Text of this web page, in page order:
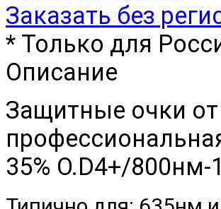
Заказать без
* Только для
Описание
Защитные очки от
35% O.D4+/800нм-